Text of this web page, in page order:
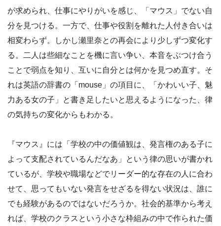
が求められ、仕事にやりがいを感じ、「マウス」でない自
分を見つける。一方で、仕事や役割を離れた人付き合いは
相変わらず。しかし瀬里奈との再会により少しずつ変化す
る。二人は些細なことを機に言い争い、本音をぶつけ合う
ことで弱点を知り、互いに自分とは何かを見つめ直す。そ
れは英語の辞書の「mouse」の項目に、「かわいい子、魅
力ある女の子」と書き足したいと思えるようになった、律
の気持ちの変化からもわかる。
『マウス』には「学校の中の価値観は、発言権のある子に
よって支配されているんだなあ」という律の思いが書かれ
ているが、学校や職場などでリーダー的な存在の人に合わ
せて、思ってもいない発言をせざるを得ない状況は、誰に
でも経験があるのではないだろうか。社会的基準から考え
れば、学校のクラスという小さな枠組みの中で作られた価